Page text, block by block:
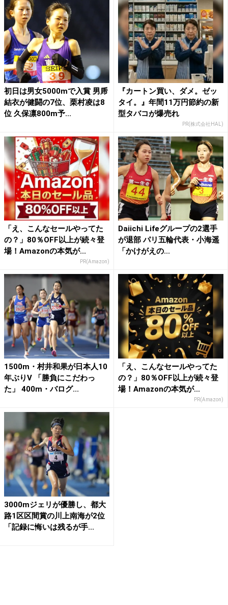
初日は男女5000mで入賞 男乕
結衣が健闘の7位、栗村凌は8
位 久保凛800m予...
『カートン買い、ダメ。ゼッ
タイ。』年間11万円節約の新
型タバコが爆売れ
PR(株式会社HAL)
「え、こんなセールやってた
の？」80％OFF以上が続々登
場！Amazonの本気が...
PR(Amazon)
Daiichi Lifeグループの2選手
が退部 パリ五輪代表・小海遥
「かけがえの...
1500m・村井和果が日本人10
年ぶりV 「勝負にこだわっ
た」 400m・バログ...
「え、こんなセールやってた
の？」80％OFF以上が続々登
場！Amazonの本気が...
PR(Amazon)
3000mジェリが優勝し、都大
路1区区間賞の川上南海が2位
「記録に悔いは残るが手...